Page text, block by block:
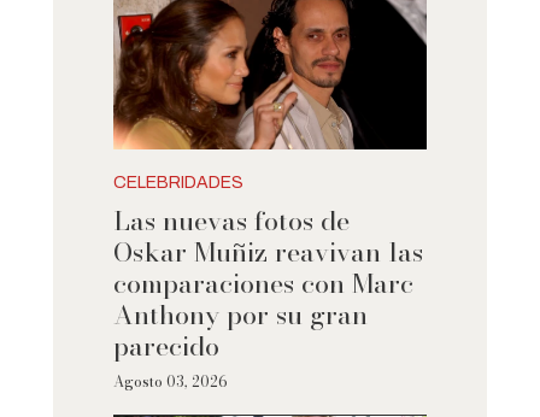
CELEBRIDADES
Las nuevas fotos de
Oskar Muñiz reavivan las
comparaciones con Marc
Anthony por su gran
parecido
Agosto 03, 2026